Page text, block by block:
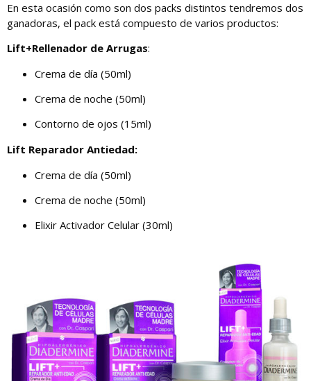
En esta ocasión como son dos packs distintos tendremos dos
ganadoras, el pack está compuesto de varios productos:
Lift+Rellenador de Arrugas:
Crema de día (50ml)
Crema de noche (50ml)
Contorno de ojos (15ml)
Lift Reparador Antiedad:
Crema de día (50ml)
Crema de noche (50ml)
Elixir Activador Celular (30ml)